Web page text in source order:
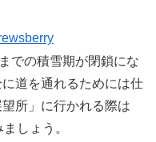
での積雪期が閉鎖にな
道を通れるためには仕
所」に行かれる際は
しょう。